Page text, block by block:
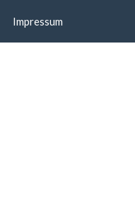
Impressum